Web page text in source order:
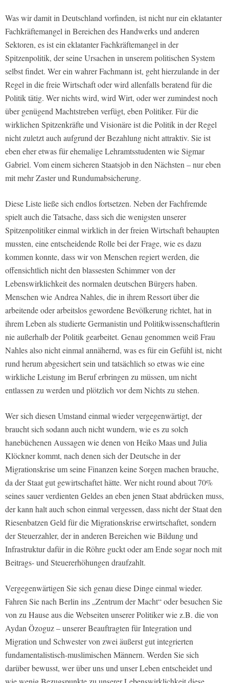
Was wir damit in Deutschland vorfinden, ist nicht nur ein eklatanter
Fachkräftemangel in Bereichen des Handwerks und anderen
Sektoren, es ist ein eklatanter Fachkräftemangel in der
Spitzenpolitik, der seine Ursachen in unserem politischen System
selbst findet. Wer ein wahrer Fachmann ist, geht hierzulande in der
Regel in die freie Wirtschaft oder wird allenfalls beratend für die
Politik tätig. Wer nichts wird, wird Wirt, oder wer zumindest noch
über genügend Machtstreben verfügt, eben Politiker. Für die
wirklichen Spitzenkräfte und Visionäre ist die Politik in der Regel
nicht zuletzt auch aufgrund der Bezahlung nicht attraktiv. Sie ist
eben eher etwas für ehemalige Lehramtsstudenten wie Sigmar
Gabriel. Vom einem sicheren Staatsjob in den Nächsten – nur eben
mit mehr Zaster und Rundumabsicherung.
Diese Liste ließe sich endlos fortsetzen. Neben der Fachfremde
spielt auch die Tatsache, dass sich die wenigsten unserer
Spitzenpolitiker einmal wirklich in der freien Wirtschaft behaupten
mussten, eine entscheidende Rolle bei der Frage, wie es dazu
kommen konnte, dass wir von Menschen regiert werden, die
offensichtlich nicht den blassesten Schimmer von der
Lebenswirklichkeit des normalen deutschen Bürgers haben.
Menschen wie Andrea Nahles, die in ihrem Ressort über die
arbeitende oder arbeitslos gewordene Bevölkerung richtet, hat in
ihrem Leben als studierte Germanistin und Politikwissenschaftlerin
nie außerhalb der Politik gearbeitet. Genau genommen weiß Frau
Nahles also nicht einmal annähernd, was es für ein Gefühl ist, nicht
rund herum abgesichert sein und tatsächlich so etwas wie eine
wirkliche Leistung im Beruf erbringen zu müssen, um nicht
entlassen zu werden und plötzlich vor dem Nichts zu stehen.
Wer sich diesen Umstand einmal wieder vergegenwärtigt, der
braucht sich sodann auch nicht wundern, wie es zu solch
hanebüchenen Aussagen wie denen von Heiko Maas und Julia
Klöckner kommt, nach denen sich der Deutsche in der
Migrationskrise um seine Finanzen keine Sorgen machen brauche,
da der Staat gut gewirtschaftet hätte. Wer nicht round about 70%
seines sauer verdienten Geldes an eben jenen Staat abdrücken muss,
der kann halt auch schon einmal vergessen, dass nicht der Staat den
Riesenbatzen Geld für die Migrationskrise erwirtschaftet, sondern
der Steuerzahler, der in anderen Bereichen wie Bildung und
Infrastruktur dafür in die Röhre guckt oder am Ende sogar noch mit
Beitrags- und Steuererhöhungen draufzahlt.
Vergegenwärtigen Sie sich genau diese Dinge einmal wieder.
Fahren Sie nach Berlin ins „Zentrum der Macht“ oder besuchen Sie
von zu Hause aus die Webseiten unserer Politiker wie z.B. die von
Aydan Özoguz – unserer Beauftragten für Integration und
Migration und Schwester von zwei äußerst gut integrierten
fundamentalistisch-muslimischen Männern. Werden Sie sich
darüber bewusst, wer über uns und unser Leben entscheidet und